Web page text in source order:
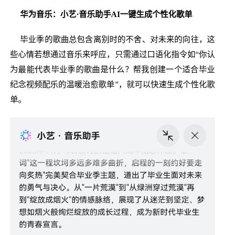
华为音乐：小艺·音乐助手AI一键生成个性化歌单
毕业季的歌曲总包含离别时的不舍、对未来的向往，这
些心情若想通过音乐来呼应，只需通过口语化指令如“你认
为最能代表毕业季的歌曲是什么？帮我创建一个适合毕业
纪念视频配乐的温暖治愈歌单”，就可以快速生成个性化歌
单。